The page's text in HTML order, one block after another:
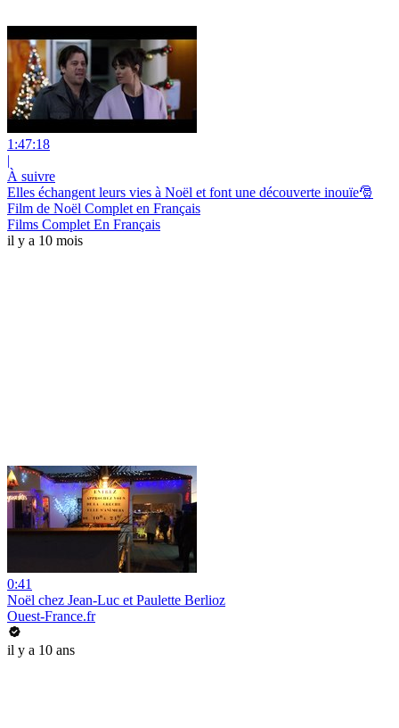
1:47:18
|
À suivre
Elles échangent leurs vies à Noël et font une découverte inouïe🎅
Film de Noël Complet en Français
Films Complet En Français
il y a 10 mois
0:41
Noël chez Jean-Luc et Paulette Berlioz
Ouest-France.fr
il y a 10 ans